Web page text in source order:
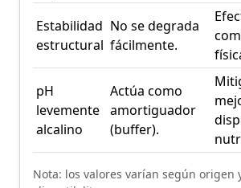
Estabilidad
estructural
No se degrada
fácilmente.
pH
levemente
alcalino
Actúa como
amortiguador
(buffer).
Nota: los valores varían según origen